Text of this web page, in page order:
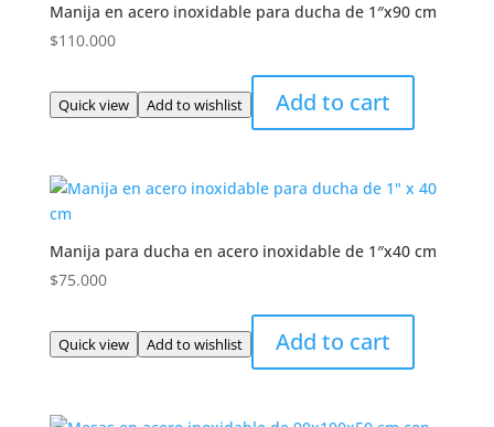
Manija en acero inoxidable para ducha de 1″x90 cm
$110.000
Quick view Add to wishlist Add to cart
Manija para ducha en acero inoxidable de 1″x40 cm
$75.000
Quick view Add to wishlist Add to cart